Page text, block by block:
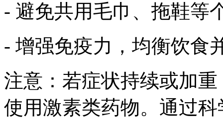
- 避免共用毛巾、拖鞋等
- 增强免疫力，均衡饮食
注意：若症状持续或加
使用激素类药物。通过